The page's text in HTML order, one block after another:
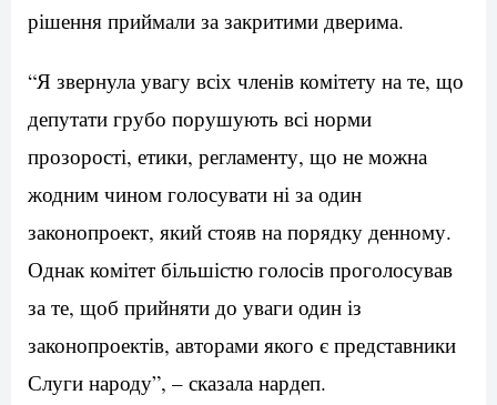
рішення приймали за закритими дверима.
“Я звернула увагу всіх членів комітету на те, що
депутати грубо порушують всі норми
прозорості, етики, регламенту, що не можна
жодним чином голосувати ні за один
законопроект, який стояв на порядку денному.
Однак комітет більшістю голосів проголосував
за те, щоб прийняти до уваги один із
законопроектів, авторами якого є представники
Слуги народу”, – сказала нардеп.